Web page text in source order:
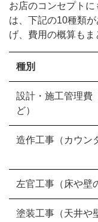
お店のコンセプト
は、下記の10種類
げ、費用の概算もま
種別
設計・施工管理費
ど）
造作工事（カウン
左官工事（床や壁
塗装工事（天井や